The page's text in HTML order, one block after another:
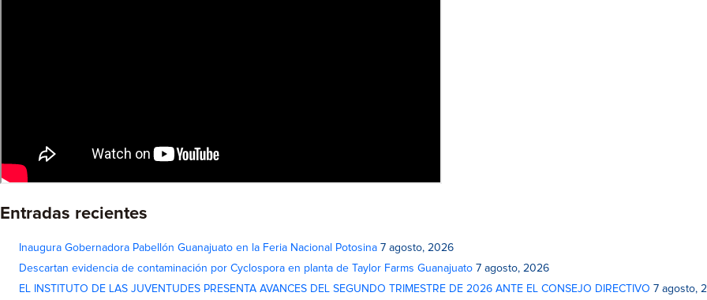
Entradas recientes
Inaugura Gobernadora Pabellón Guanajuato en la Feria Nacional Potosina 7 agosto, 2026
Descartan evidencia de contaminación por Cyclospora en planta de Taylor Farms Guanajuato 7 agosto, 2026
EL INSTITUTO DE LAS JUVENTUDES PRESENTA AVANCES DEL SEGUNDO TRIMESTRE DE 2026 ANTE EL CONSEJO DIRECTIVO 7 agosto,